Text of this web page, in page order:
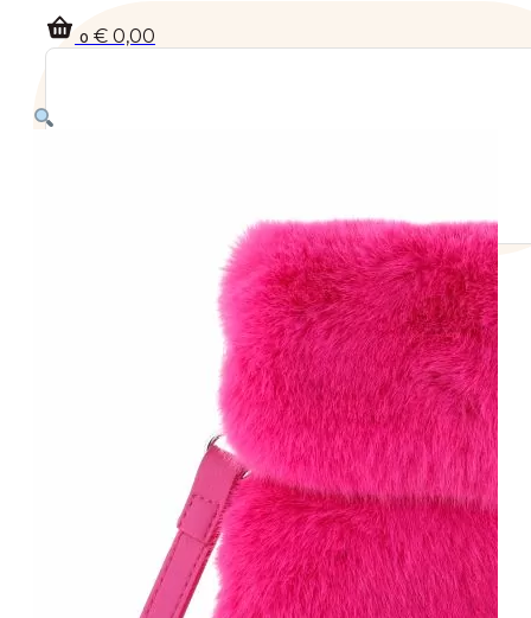
0 € 0,00